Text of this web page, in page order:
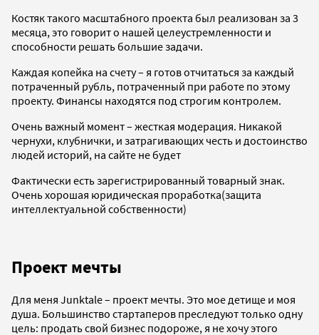
Костяк такого масштабного проекта был реализован за 3
месяца, это говорит о нашей целеустремленности и
способности решать большие задачи.
Каждая копейка на счету – я готов отчитаться за каждый
потраченный рубль, потраченный при работе по этому
проекту. Финансы находятся под строгим контролем.
Очень важный момент – жесткая модерация. Никакой
чернухи, клубнички, и затрагивающих честь и достоинство
людей историй, на сайте не будет
Фактически есть зарегистрированный товарный знак.
Очень хорошая юридическая проработка(защита
интеллектуальной собственности)
Проект мечты
Для меня Junktale – проект мечты. Это мое детище и моя
душа. Большинство стартаперов преследуют только одну
цель: продать свой бизнес подороже, я не хочу этого